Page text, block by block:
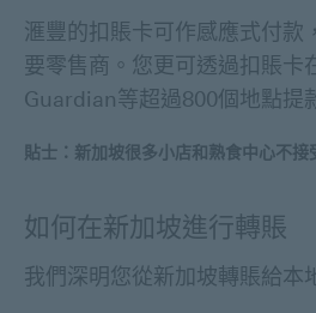
滙豐的扣賬卡可作感應式付款
要零售商。您更可透過扣賬
Guardian等超過800個地點提
貼士：新加坡很多小店和熟食中心不
如何在新加坡進行轉賬
我們深明您從新加坡轉賬給本